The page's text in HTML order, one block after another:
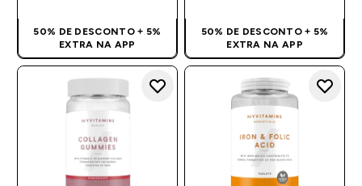
50% DE DESCONTO + 5%
EXTRA NA APP
50% DE DESCONTO + 5%
EXTRA NA APP